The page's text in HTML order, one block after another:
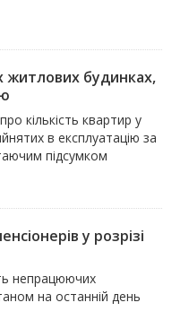
житлових будинках,
кількість квартир у
в експлуатацію за
підсумком
у розрізі
непрацюючих
на останній день